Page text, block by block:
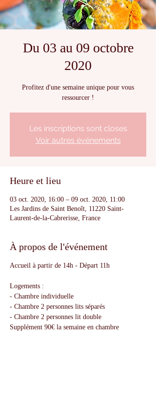
Du 03 au 09 octobre
2020
Profitez d'une semaine unique pour vous
ressourcer !
Les inscriptions sont closes
Voir autres événements
Heure et lieu
03 oct. 2020, 16:00 – 09 oct. 2020, 11:00
Les Jardins de Saint Benoît, 11220 Saint-
Laurent-de-la-Cabrerisse, France
À propos de l'événement
Accueil à partir de 14h - Départ 11h
Logements :
- Chambre individuelle
- Chambre 2 personnes lits séparés
- Chambre 2 personnes lit double
Supplément 90€ la semaine en chambre